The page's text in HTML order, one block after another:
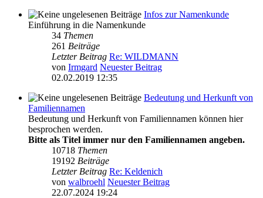
Infos zur Namenkunde
Einführung in die Namenkunde
34 Themen
261 Beiträge
Letzter Beitrag Re: WILDMANN
von Irmgard Neuester Beitrag
02.02.2019 12:35
Bedeutung und Herkunft von
Familiennamen
Bedeutung und Herkunft von Familiennamen können hier
besprochen werden.
Bitte als Titel immer nur den Familiennamen angeben.
10718 Themen
19192 Beiträge
Letzter Beitrag Re: Keldenich
von walbroehl Neuester Beitrag
22.07.2024 19:24